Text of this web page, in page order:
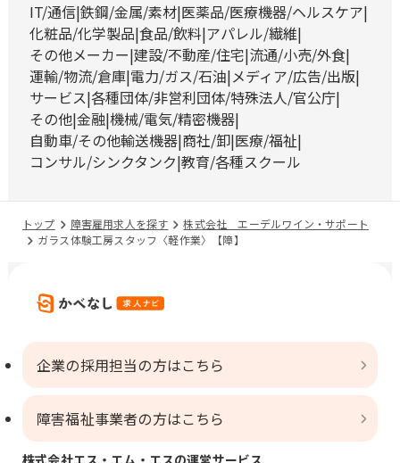
IT/通信 鉄鋼/金属/素材 医薬品/医療機器/ヘルスケア
化粧品/化学製品 食品/飲料 アパレル/繊維
その他メーカー 建設/不動産/住宅 流通/小売/外食
運輸/物流/倉庫 電力/ガス/石油 メディア/広告/出版
サービス 各種団体/非営利団体/特殊法人/官公庁
その他 金融 機械/電気/精密機器
自動車/その他輸送機器 商社/卸 医療/福祉
コンサル/シンクタンク 教育/各種スクール
トップ 障害雇用求人を探す
株式会社 エーデルワイン・サポート
ガラス体験工房スタッフ〈軽作業〉【障】
企業の採用担当の方はこちら
障害福祉事業者の方はこちら